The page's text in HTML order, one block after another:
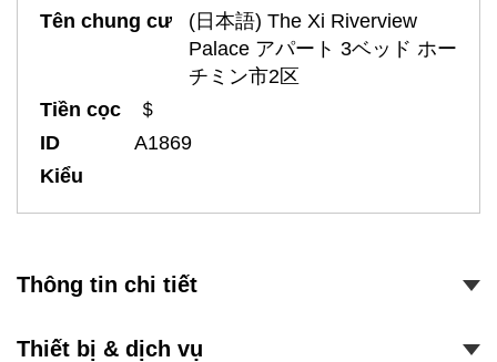
Tên chung cư
(日本語) The Xi Riverview
Palace アパート 3ベッド ホー
チミン市2区
Tiền cọc
＄
ID
A1869
Kiểu
Thông tin chi tiết
Thiết bị & dịch vụ